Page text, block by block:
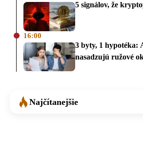
5 signálov, že
16:00
3 byty, 1 hypotéka:
nasadzujú ružové
Najčítanejšie